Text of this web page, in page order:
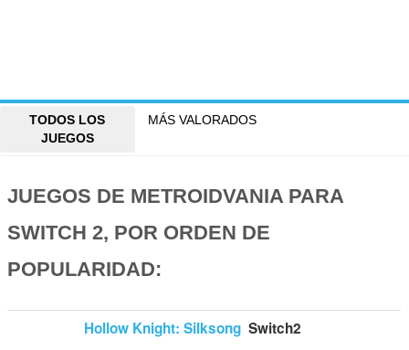
TODOS LOS
JUEGOS
MÁS VALORADOS
JUEGOS DE METROIDVANIA PARA
SWITCH 2, POR ORDEN DE
POPULARIDAD:
Hollow Knight: Silksong Switch2